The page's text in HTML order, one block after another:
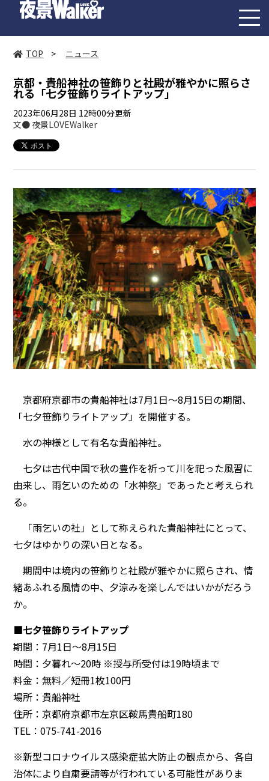
TOP > ニュース
京都・貴船神社の笹飾りと社殿が雅やかに照らさ
れる「七夕笹飾りライトアップ」
2023年06月28日 12時00分更新
文● 夜景LOVEWalker
京都府京都市の貴船神社は7月1日～8月15日の期間、
「七夕笹飾りライトアップ」を開催する。
水の神様として有名な貴船神社。
七夕は古代中国で秋の豊作を祈って川を祀った風習に
由来し、雨乞いのための「水神祭」であったと考えられ
る。
「雨乞いの社」として称えられた貴船神社にとって、
七夕はゆかりの深い日となる。
期間中は境内の笹飾りと社殿が雅やかに照らされ、情
緒あふれる風情の中、夕涼みを楽しんではいかがだろう
か。
■七夕笹飾りライトアップ
期間：7月1日～8月15日
時間：夕暮れ〜20時 ※授与所受付は19時頃まで
料金：無料／短冊1枚100円
場所：貴船神社
住所：京都府京都市左京区鞍馬貴船町180
TEL：075-741-2016
※新型コロナウイルス感染症拡大防止の観点から、各自
治体により自粛要請等が行われている可能性がありま